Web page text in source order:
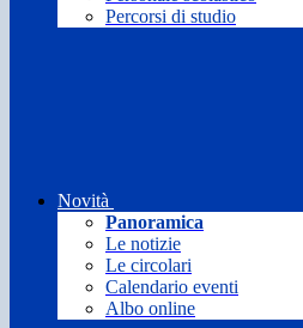
Percorsi di studio
Novità
Panoramica
Le notizie
Le circolari
Calendario eventi
Albo online